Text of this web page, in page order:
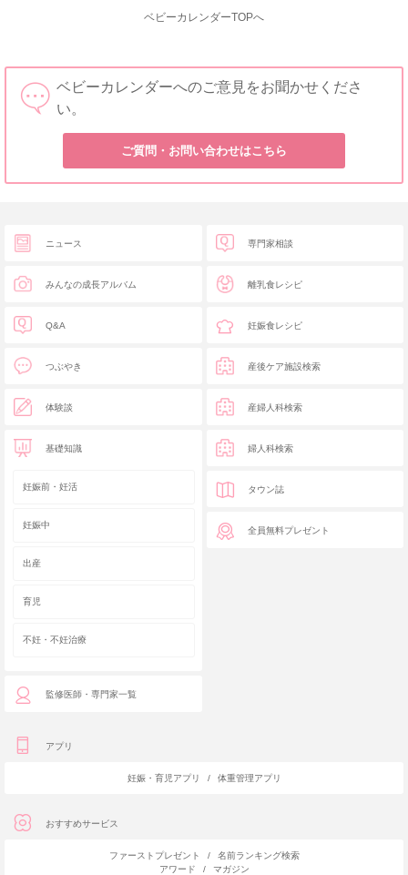
ベビーカレンダーTOPへ
ベビーカレンダーへのご意見をお聞かせくださ
い。
ご質問・お問い合わせはこちら
ニュース
みんなの成長アルバム
Q&A
つぶやき
体験談
基礎知識
妊娠前・妊活
妊娠中
出産
育児
不妊・不妊治療
監修医師・専門家一覧
専門家相談
離乳食レシピ
妊娠食レシピ
産後ケア施設検索
産婦人科検索
婦人科検索
タウン誌
全員無料プレゼント
アプリ
妊娠・育児アプリ / 体重管理アプリ
おすすめサービス
ファーストプレゼント /
名前ランキング検索
アワード
/ マガジン